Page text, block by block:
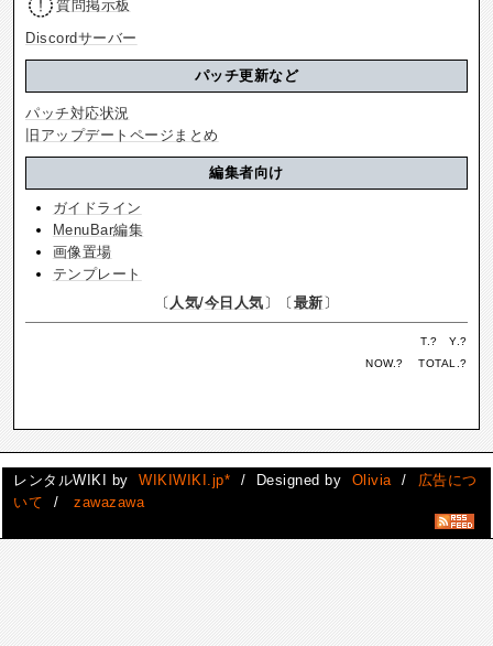
質問掲示板
Discordサーバー
パッチ更新など
パッチ対応状況
旧アップデートページまとめ
編集者向け
ガイドライン
MenuBar編集
画像置場
テンプレート
〔 人気/今日人気 〕〔 最新 〕
T.? Y.?
NOW.? TOTAL.?
レンタルWIKI by WIKIWIKI.jp* / Designed by Olivia /
広告につ
いて
/ zawazawa